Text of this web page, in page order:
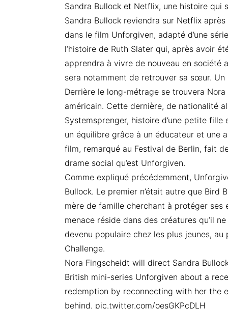
Sandra Bullock et Netflix, une histoire qui
Sandra Bullock reviendra sur Netflix
dans le film Unforgiven, adapté d’une
l’histoire de Ruth Slater qui, après avoir
apprendra à vivre de nouveau en société
sera notamment de retrouver sa sœur.
Derrière le long-métrage se trouvera
américain. Cette dernière, de nationalité
Systemsprenger, histoire d’une petite
un équilibre grâce à un éducateur et une
film, remarqué au Festival de Berlin, fait
drame social qu’est Unforgiven.
Comme expliqué précédemment,
Bullock. Le premier n’était autre que Bird
mère de famille cherchant à protéger
menace réside dans des créatures qu’il
devenu populaire chez les plus jeunes,
Challenge.
Nora Fingscheidt will direct Sandra
British mini-series Unforgiven about a
redemption by reconnecting with her the
behind. pic.twitter.com/oesGKPcDLH